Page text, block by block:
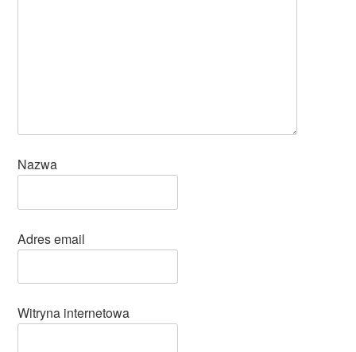
Nazwa
Adres email
Witryna internetowa